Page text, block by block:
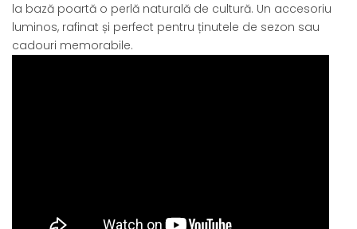
la bază poartă o perlă naturală de cultură. Un accesoriu
luminos, rafinat și perfect pentru ținutele de sezon sau
cadouri memorabile.